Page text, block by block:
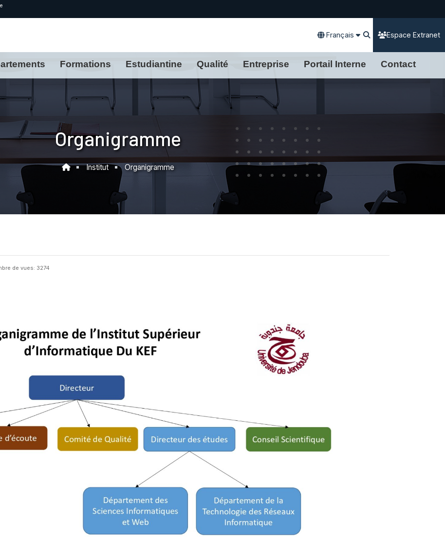
Français Espace Extranet
Formations Estudiantine Qualité Entreprise Portail Interne Contact
Organigramme
Institut Organigramme
de vues: 3274